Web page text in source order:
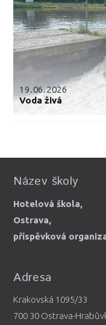
19.06.2026
Voda živá
Název školy
Hotelová škola,
Ostrava,
příspěvková
Adresa
Krakovská 1095/33
700 30 Ostrava-